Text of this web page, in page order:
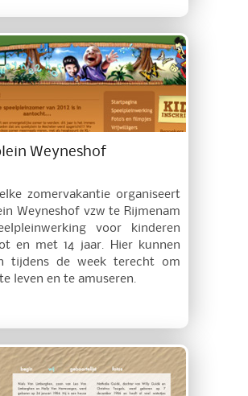
Weyneshof
elke zomervakantie organiseert
Weyneshof vzw te Rijmenam
voor kinderen
en met 14 jaar. Hier kunnen
tijdens de week terecht om
leven en te amuseren.